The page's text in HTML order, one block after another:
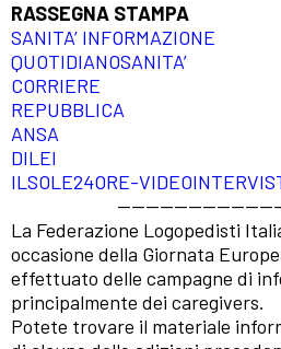
RASSEGNA STAMPA
SANITA’ INFORMAZIONE
QUOTIDIANOSANITA’
CORRIERE
REPUBBLICA
ANSA
DILEI
ILSOLE24ORE-
La Federazione Logopedisti
occasione della Giornata
effettuato delle campagne di
principalmente dei caregivers.
Potete trovare il materiale